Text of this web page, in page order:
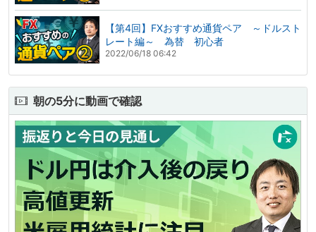
【第4回】FXおすすめ通貨ペア ～ドルスト
レート編～ 為替 初心者
2022/06/18 06:42
朝の5分に動画で確認